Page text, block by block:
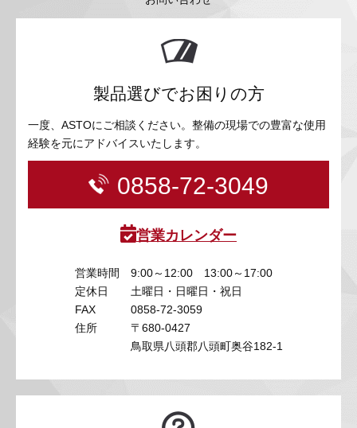
製品選びでお困りの方
一度、ASTOにご相談ください。整備の現場での豊富な使用
経験を元にアドバイスいたします。
0858-72-3049
営業カレンダー
営業時間
9:00～12:00 13:00～17:00
定休日
土曜日・日曜日・祝日
FAX
0858-72-3059
住所
〒680-0427
鳥取県八頭郡八頭町奥谷182-1